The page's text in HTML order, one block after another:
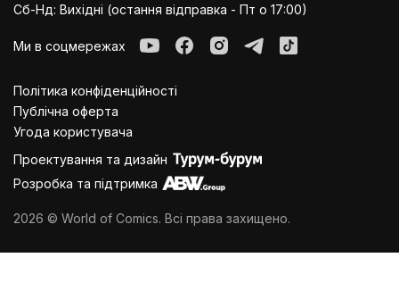
Сб-Нд: Вихідні (остання відправка - Пт о 17:00)
Ми в соцмережах
Політика конфіденційності
Публiчна оферта
Угода користувача
Проектування та дизайн
Розробка та підтримка
2026 © World of Comics. Всі права захищено.